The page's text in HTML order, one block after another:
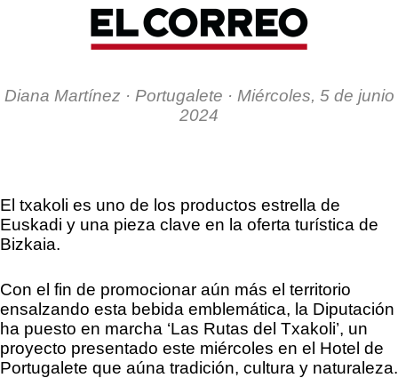
Diana Martínez · Portugalete · Miércoles, 5 de junio
2024
El txakoli es uno de los productos estrella de
Euskadi y una pieza clave en la oferta turística de
Bizkaia.
Con el fin de promocionar aún más el territorio
ensalzando esta bebida emblemática, la Diputación
ha puesto en marcha ‘Las Rutas del Txakoli’, un
proyecto presentado este miércoles en el Hotel de
Portugalete que aúna tradición, cultura y naturaleza.